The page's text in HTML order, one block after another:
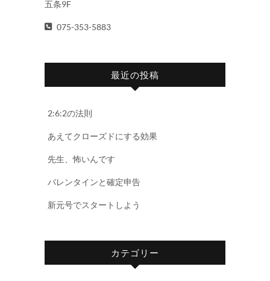
五条9F
075-353-5883
最近の投稿
2:6:2の法則
あえてクローズドにする効果
先生、怖いんです
バレンタインと確定申告
新元号でスタートしよう
カテゴリー